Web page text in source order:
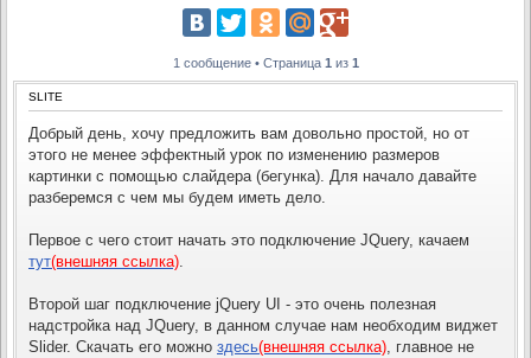
1 сообщение • Страница 1 из 1
SLITE
Добрый день, хочу предложить вам довольно простой, но от
этого не менее эффектный урок по изменению размеров
картинки с помощью слайдера (бегунка). Для начало давайте
разберемся с чем мы будем иметь дело.
Первое с чего стоит начать это подключение JQuery, качаем
тут(внешняя ссылка).
Второй шаг подключение jQuery UI - это очень полезная
надстройка над JQuery, в данном случае нам необходим виджет
Slider. Скачать его можно здесь(внешняя ссылка), главное не